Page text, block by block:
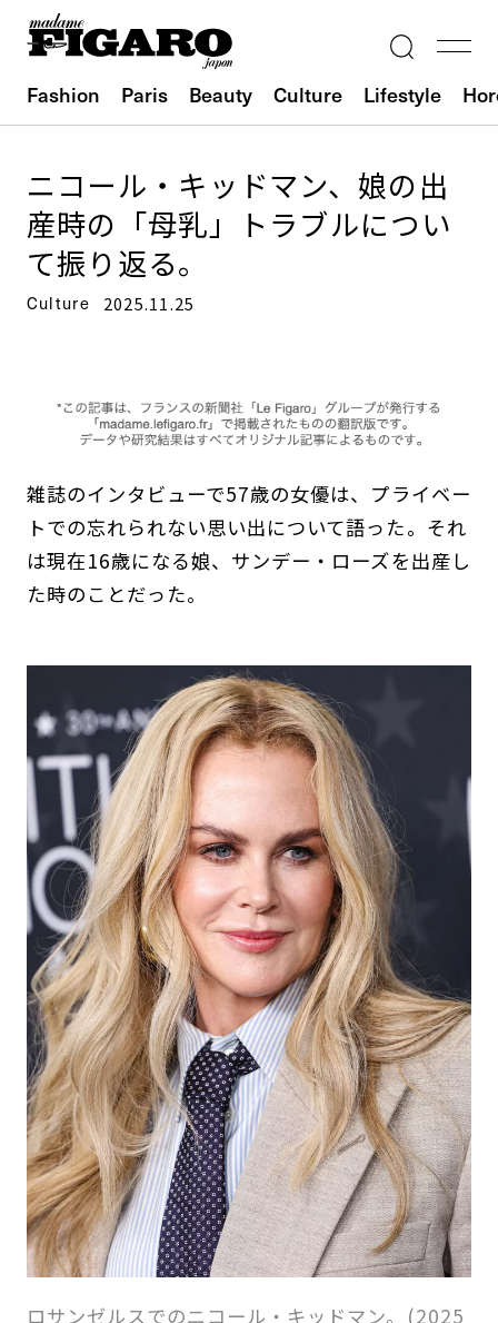
Fashion Paris Beauty Culture Lifestyle
ニコール・キッドマン、娘の出
産時の「母乳」トラブルについ
て振り返る。
Culture 2025.11.25
雑誌のインタビューで57歳の女優は、プライベー
トでの忘れられない思い出について語った。それ
は現在16歳になる娘、サンデー・ローズを出産し
た時のことだった。
ロサンゼルスでのニコール・キッドマン。(2025